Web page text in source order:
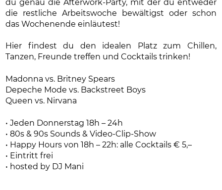
du genau die Afterwork-Party, mit der du entweder
die restliche Arbeitswoche bewältigst oder schon
das Wochenende einläutest!
Hier findest du den idealen Platz zum Chillen,
Tanzen, Freunde treffen und Cocktails trinken!
Madonna vs. Britney Spears
Depeche Mode vs. Backstreet Boys
Queen vs. Nirvana
• Jeden Donnerstag 18h – 24h
• 80s & 90s Sounds & Video-Clip-Show
• Happy Hours von 18h – 22h: alle Cocktails € 5,–
• Eintritt frei
• hosted by DJ Mani